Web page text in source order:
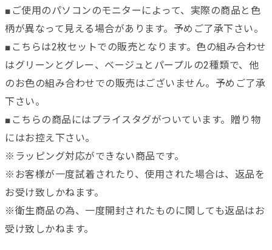
■ご使用のパソコンのモニターによって、実際の商品と色
柄が異なって見える場合があります。予めご了承下さい。
■こちらは2枚セットでの販売となります。色の組み合わせ
はグリーンとグレー、ベージュとパープルの2種類で、他
のお色の組み合わせでの販売はございません。予めご了承
下さい。
■こちらの商品にはプライスタグがついています。贈り物
にはお控え下さい。
※ラッピング対応ができない商品です。
※お客様が一度試着されたり、使用された場合は、返品を
お受け致しかねます。
※衛生商品の為、一度開封されたものに関しても返品はお
受け致しかねます。